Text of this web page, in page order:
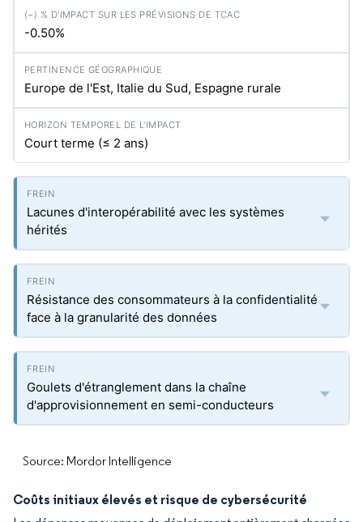
-0.50%
Europe de l'Est, Italie du Sud, Espagne rurale
Court terme (≤ 2 ans)
Lacunes d'interopérabilité avec les systèmes
hérités
Résistance des consommateurs à la confidentialité
face à la granularité des données
Goulets d'étranglement dans la chaîne
d'approvisionnement en semi-conducteurs
Source: Mordor Intelligence
Coûts initiaux élevés et risque de cybersécurité